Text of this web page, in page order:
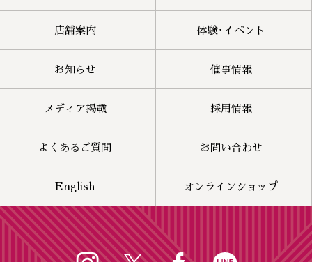
店舗案内 体験･イベント
お知らせ 催事情報
メディア掲載 採用情報
よくあるご質問 お問い合わせ
English オンラインショップ